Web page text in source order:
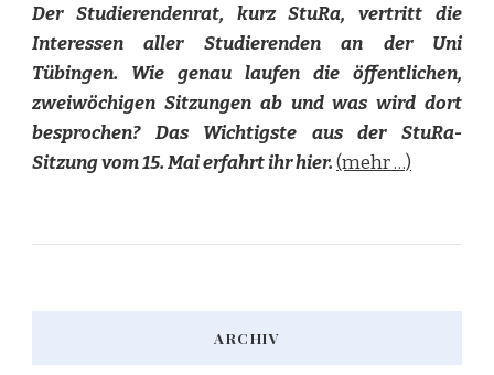
Der Studierendenrat, kurz StuRa, vertritt die
Interessen aller Studierenden an der Uni
Tübingen. Wie genau laufen die öffentlichen,
zweiwöchigen Sitzungen ab und was wird dort
besprochen? Das Wichtigste aus der StuRa-
Sitzung vom 15. Mai erfahrt ihr hier.(mehr …)
ARCHIV